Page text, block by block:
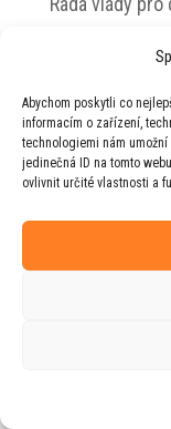
Abychom poskytli co
informacím o zařízení,
technologiemi nám
jedinečná ID na tomto
ovlivnit určité vlastnosti a
© 2026 Jiří
Web